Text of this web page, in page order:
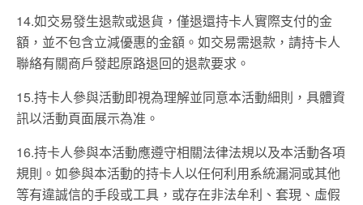
14.如交易發生退款或退貨，僅退還持卡人實際支付的金
額，並不包含立減優惠的金額。如交易需退款，請持卡人
聯絡有關商戶發起原路退回的退款要求。
15.持卡人參與活動即視為理解並同意本活動細則，具體資
訊以活動頁面展示為准。
16.持卡人參與本活動應遵守相關法律法規以及本活動各項
規則。如參與本活動的持卡人以任何利用系統漏洞或其他
等有違誠信的手段或工具，或存在非法牟利、套現、虛假